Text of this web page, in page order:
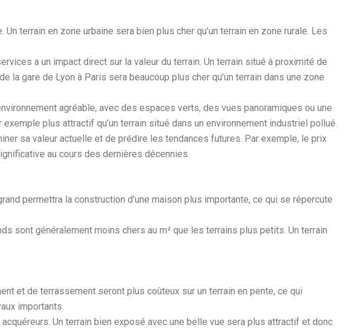
terrain en zone urbaine sera bien plus cher qu’un terrain en zone rurale. Les
a un impact direct sur la valeur du terrain. Un terrain situé à proximité de
gare de Lyon à Paris sera beaucoup plus cher qu’un terrain dans une zone
agréable, avec des espaces verts, des vues panoramiques ou une
plus attractif qu’un terrain situé dans un environnement industriel pollué.
sa valeur actuelle et de prédire les tendances futures. Par exemple, le prix
au cours des dernières décennies.
permettra la construction d’une maison plus importante, ce qui se répercute
sont généralement moins chers au m² que les terrains plus petits. Un terrain
et de terrassement seront plus coûteux sur un terrain en pente, ce qui
importants.
Un terrain bien exposé avec une belle vue sera plus attractif et donc